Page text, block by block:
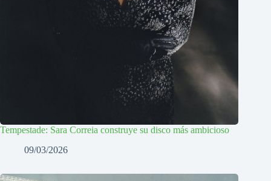
Tempestade: Sara Correia construye su disco más ambicioso
09/03/2026